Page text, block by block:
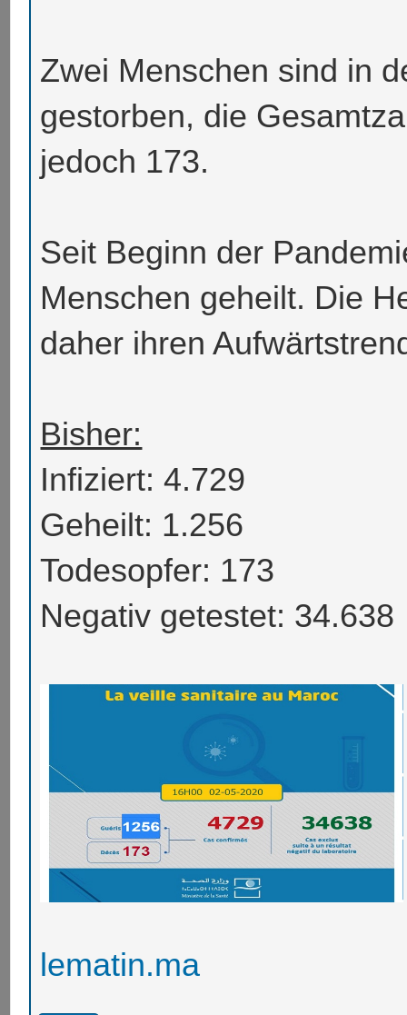
Zwei Menschen sind in
gestorben, die
jedoch 173.
Seit Beginn der
Menschen geheilt. Die
daher ihren
Bisher:
Infiziert:4.729
Geheilt: 1.256
Todesopfer: 173
Negativ getestet: 34.638
lematin.ma